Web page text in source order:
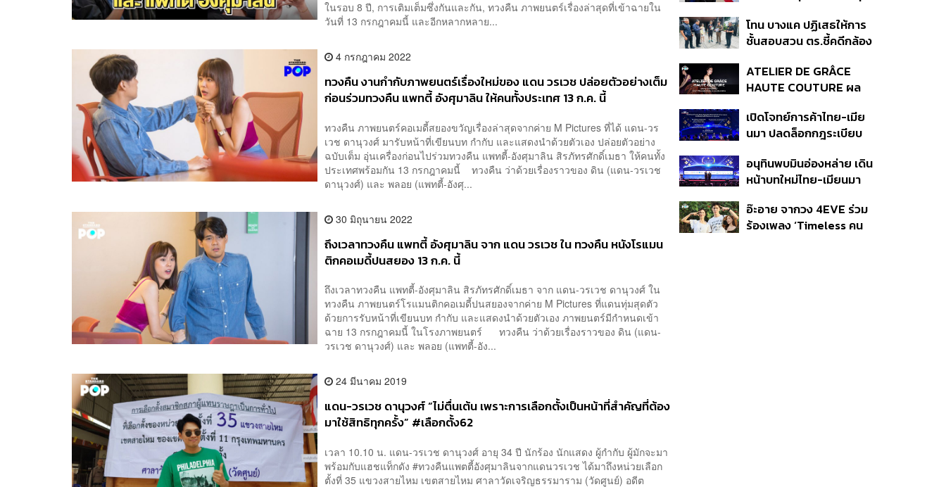
ในรอบ 8 ปี, การเติมเต็มซึ่งกันและกัน, ทวงคืน ภาพยนตร์เรื่องล่าสุดที่เข้าฉายใน
วันที่ 13 กรกฎาคมนี้ และอีกหลากหลาย...
4 กรกฎาคม 2022
ทวงคืน งานกำกับภาพยนตร์เรื่องใหม่ของ แดน วรเวช ปล่อยตัวอย่างเต็ม
ก่อนร่วมทวงคืน แพทตี้ อังศุมาลิน ให้คนทั้งประเทศ 13 ก.ค. นี้
ทวงคืน ภาพยนตร์คอเมดี้สยองขวัญเรื่องล่าสุดจากค่าย M Pictures ที่ได้ แดน-วร
เวช ดานุวงศ์ มารับหน้าที่เขียนบท กำกับ และแสดงนำด้วยตัวเอง ปล่อยตัวอย่าง
ฉบับเต็ม อุ่นเครื่องก่อนไปร่วมทวงคืน แพทตี้-อังศุมาลิน สิรภัทรศักดิ์เมธา ให้คนทั้ง
ประเทศพร้อมกัน 13 กรกฎาคมนี้ ทวงคืน ว่าด้วยเรื่องราวของ ดิน (แดน-วรเวช
ดานุวงศ์) และ พลอย (แพทตี้-อังศุ...
30 มิถุนายน 2022
ถึงเวลาทวงคืน แพทตี้ อังศุมาลิน จาก แดน วรเวช ใน ทวงคืน หนังโรแมน
ติกคอเมดี้ปนสยอง 13 ก.ค. นี้
ถึงเวลาทวงคืน แพทตี้-อังศุมาลิน สิรภัทรศักดิ์เมธา จาก แดน-วรเวช ดานุวงศ์ ใน
ทวงคืน ภาพยนตร์โรแมนติกคอเมดี้ปนสยองจากค่าย M Pictures ที่แดนทุ่มสุดตัว
ด้วยการรับหน้าที่เขียนบท กำกับ และแสดงนำด้วยตัวเอง ภาพยนตร์มีกำหนดเข้า
ฉาย 13 กรกฎาคมนี้ ในโรงภาพยนตร์ ทวงคืน ว่าด้วยเรื่องราวของ ดิน (แดน-
วรเวช ดานุวงศ์) และ พลอย (แพทตี้-อัง...
24 มีนาคม 2019
แดน-วรเวช ดานุวงศ์ “ไม่ตื่นเต้น เพราะการเลือกตั้งเป็นหน้าที่สำคัญที่ต้อง
มาใช้สิทธิทุกครั้ง” #เลือกตั้ง62
เวลา 10.10 น. แดน-วรเวช ดานุวงศ์ อายุ 34 ปี นักร้อง นักแสดง ผู้กำกับ ผู้มักจะมา
พร้อมกับแฮชแท็กดัง #ทวงคืนแพตตี้อังศุมาลินจากแดนวรเวช ได้มาถึงหน่วยเลือก
ตั้งที่ 35 แขวงสายไหม เขตสายไหม ศาลาวัดเจริญธรรมาราม (วัดศูนย์) อดีต
กระจุกตัว
โทน บางแค ปฏิเสธให้การ
ชั้นสอบสวน ตร.ชี้คดีกล้อง
40 ราย ไม่เกี่ยวคดีมาดาม
เก่ง
ATELIER DE GRÂCE
HAUTE COUTURE ผล
ดีไซเนอร์ระดับตำนานของ
ประเทศไทย
เปิดโจทย์การค้าไทย-เมีย
นมา ปลดล็อกกฎระเบียบ
มั่นนักลงทุน ทำอย่างไร?
อนุทินพบมินอ่องหล่าย เดิน
หน้าบทใหม่ไทย-เมียนมา
การค้า-การลงทุน
อ๊ะอาย จากวง 4EVE ร่วม
ร้องเพลง ‘Timeless คน